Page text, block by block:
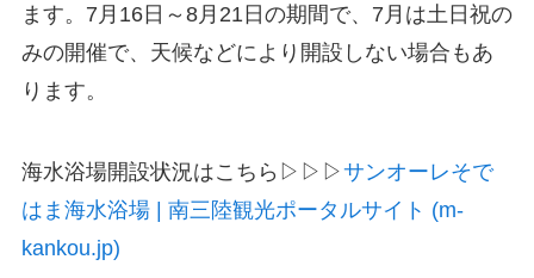
ます。7月16日～8月21日の期間で、7月は土日祝の
みの開催で、天候などにより開設しない場合もあ
ります。
海水浴場開設状況はこちら▷▷▷サンオーレそで
はま海水浴場 | 南三陸観光ポータルサイト (m-
kankou.jp)